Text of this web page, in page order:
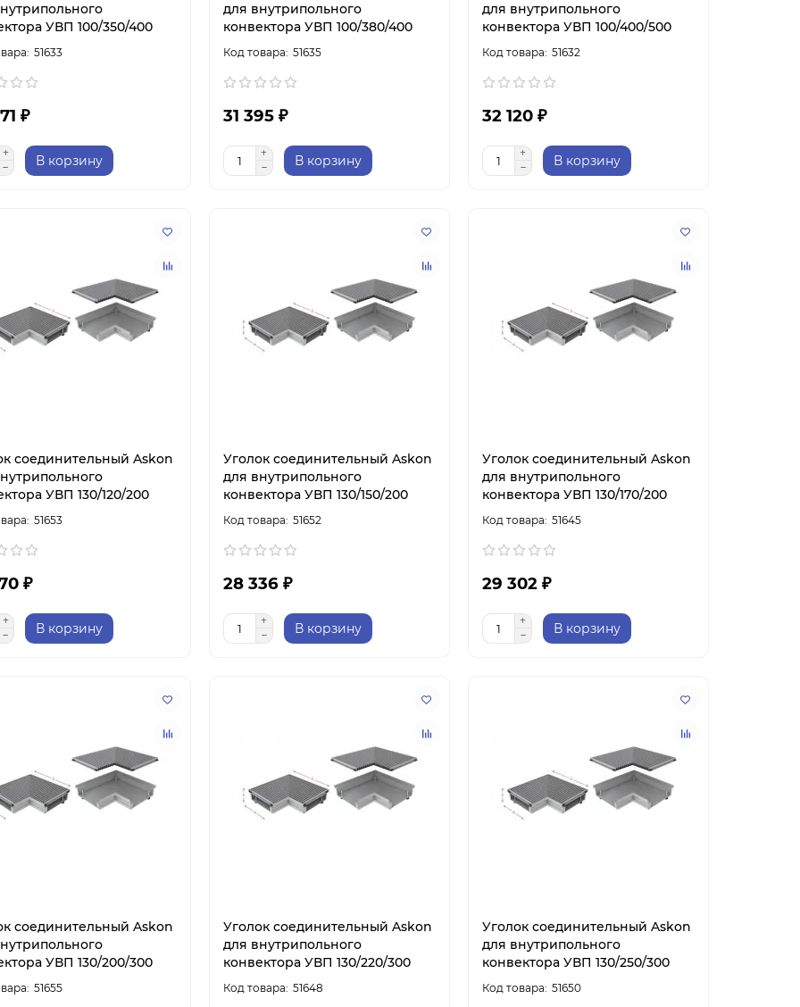
УВП 100/350/400
51633
₽
В корзину
для внутрипольного
конвектора УВП 100/380/400
51635
31 395 ₽
В корзину
для внутрипольного
конвектора УВП 100/400/500
51632
32 120 ₽
В корзину
соединительный Askon
УВП 130/120/200
51653
₽
В корзину
Уголок соединительный Askon
для внутрипольного
конвектора УВП 130/150/200
51652
28 336 ₽
В корзину
Уголок соединительный Askon
для внутрипольного
конвектора УВП 130/170/200
51645
29 302 ₽
В корзину
соединительный Askon
УВП 130/200/300
51655
Уголок соединительный Askon
для внутрипольного
конвектора УВП 130/220/300
51648
Уголок соединительный Askon
для внутрипольного
конвектора УВП 130/250/300
51650